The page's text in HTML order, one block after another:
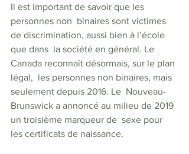
Il est important de savoir que les
personnes non  binaires sont victimes
de discrimination, aussi bien à l’école
que dans  la société en général. Le
Canada reconnaît désormais, sur le plan
légal,  les personnes non binaires, mais
seulement depuis 2016. Le  Nouveau-
Brunswick a annoncé au milieu de 2019
un troisième marqueur de  sexe pour
les certificats de naissance.